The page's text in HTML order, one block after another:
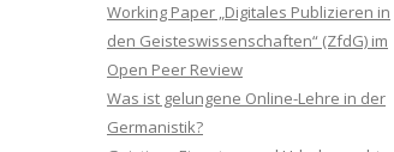
Working Paper „Digitales Publizieren in
den Geisteswissenschaften“ (ZfdG) im
Open Peer Review
Was ist gelungene Online-Lehre in der
Germanistik?